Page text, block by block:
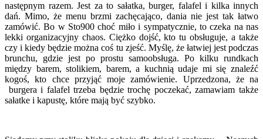
następnym razem. Jest za to sałatka, burger, falafel i kilka innych
dań. Mimo, że menu brzmi zachęcająco, dania nie jest tak łatwo
zamówić. Bo w Sto900 choć miło i sympatycznie, to czeka na nas
lekki organizacyjny chaos. Ciężko dojść, kto tu obsługuje, a także
czy i kiedy będzie można coś tu zjeść. Myślę, że łatwiej jest podczas
brunchu, gdzie jest po prostu samoobsługa. Po kilku rundkach
między barem, stolikiem, barem, a kuchnią udaje mi się znaleźć
kogoś, kto chce przyjąć moje zamówienie. Uprzedzona, że na
burgera i falafel trzeba będzie trochę poczekać, zamawiam także
sałatke i kapustę, które mają być szybko.